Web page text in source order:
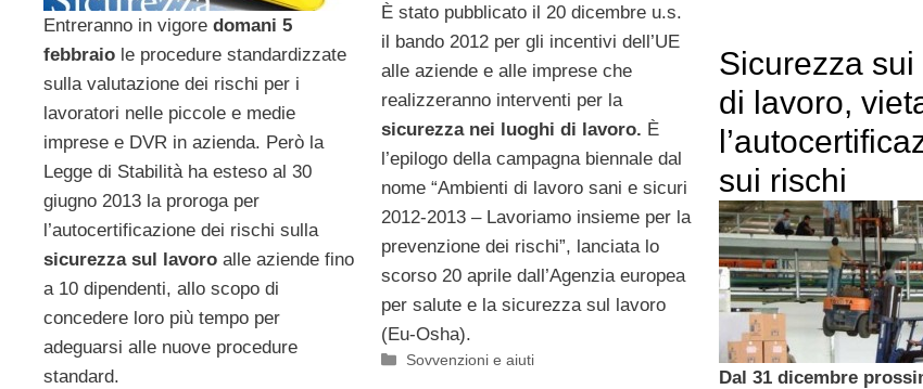
Entreranno in vigore domani 5
febbraio le procedure standardizzate
sulla valutazione dei rischi per i
lavoratori nelle piccole e medie
imprese e DVR in azienda. Però la
Legge di Stabilità ha esteso al 30
giugno 2013 la proroga per
l’autocertificazione dei rischi sulla
sicurezza sul lavoro alle aziende fino
a 10 dipendenti, allo scopo di
concedere loro più tempo per
adeguarsi alle nuove procedure
standard.
È stato pubblicato il 20 dicembre u.s.
il bando 2012 per gli incentivi dell’UE
alle aziende e alle imprese che
realizzeranno interventi per la
sicurezza nei luoghi di lavoro. È
l’epilogo della campagna biennale dal
nome “Ambienti di lavoro sani e sicuri
2012-2013 – Lavoriamo insieme per la
prevenzione dei rischi”, lanciata lo
scorso 20 aprile dall’Agenzia europea
per salute e la sicurezza sul lavoro
(Eu-Osha).
Categorie
Sovvenzioni e aiuti
Sicurezza sui
di lavoro,
sui rischi
Dal 31 dicembre